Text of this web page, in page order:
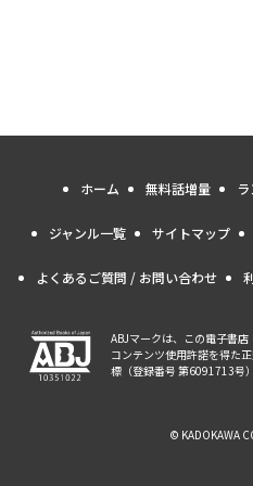
ホーム 無料話増量
ジャンル一覧 サイトマップ
よくあるご質問 / お問い合わせ
ABJマークは、この電子書
コンテンツ使用許諾を得た
標（登録番号 第6091713号）
© KADOKAWA